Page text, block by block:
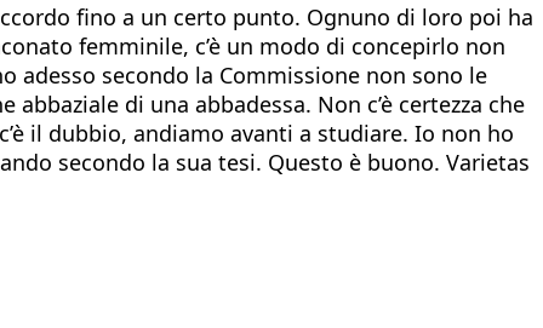
fino a un certo punto. Ognuno di loro poi ha
femminile, c’è un modo di concepirlo non
adesso secondo la Commissione non sono le
di una abbadessa. Non c’è certezza che
il dubbio, andiamo avanti a studiare. Io non ho
secondo la sua tesi. Questo è buono. Varietas